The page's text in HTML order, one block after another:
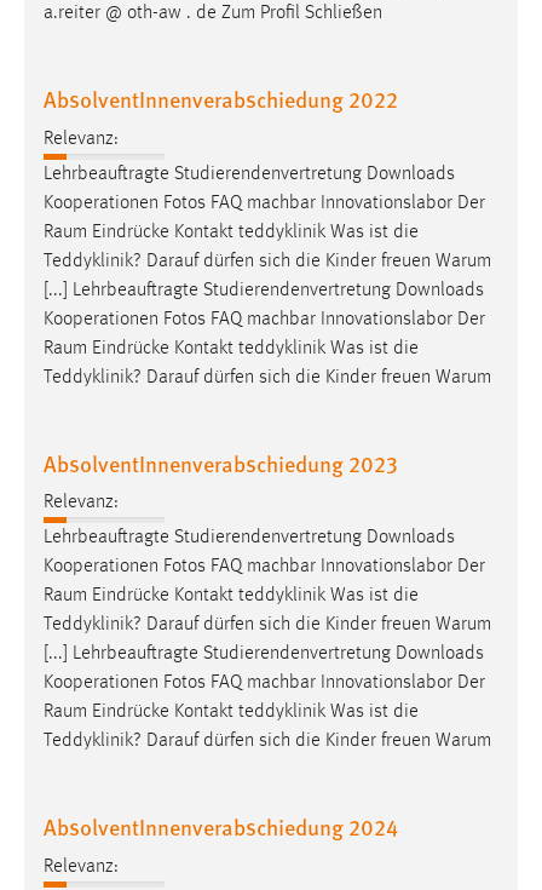
a.reiter @ oth-aw . de Zum Profil Schließen
AbsolventInnenverabschiedung 2022
Relevanz:
Lehrbeauftragte Studierendenvertretung Downloads
Kooperationen Fotos FAQ machbar Innovationslabor Der
Raum Eindrücke Kontakt teddyklinik Was ist die
Teddyklinik? Darauf dürfen sich die Kinder freuen Warum
[...] Lehrbeauftragte Studierendenvertretung Downloads
Kooperationen Fotos FAQ machbar Innovationslabor Der
Raum Eindrücke Kontakt teddyklinik Was ist die
Teddyklinik? Darauf dürfen sich die Kinder freuen Warum
AbsolventInnenverabschiedung 2023
Relevanz:
Lehrbeauftragte Studierendenvertretung Downloads
Kooperationen Fotos FAQ machbar Innovationslabor Der
Raum Eindrücke Kontakt teddyklinik Was ist die
Teddyklinik? Darauf dürfen sich die Kinder freuen Warum
[...] Lehrbeauftragte Studierendenvertretung Downloads
Kooperationen Fotos FAQ machbar Innovationslabor Der
Raum Eindrücke Kontakt teddyklinik Was ist die
Teddyklinik? Darauf dürfen sich die Kinder freuen Warum
AbsolventInnenverabschiedung 2024
Relevanz: